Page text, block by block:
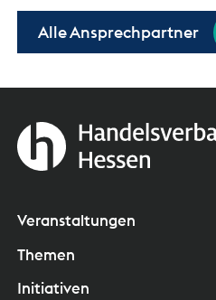
Alle Ansprechpartner
Veranstaltungen
Themen
Initiativen